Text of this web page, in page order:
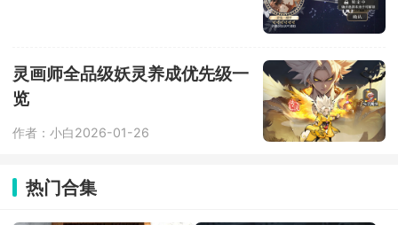
灵画师全品级妖灵养成优先级一
览
作者：小白2026-01-26
热门合集